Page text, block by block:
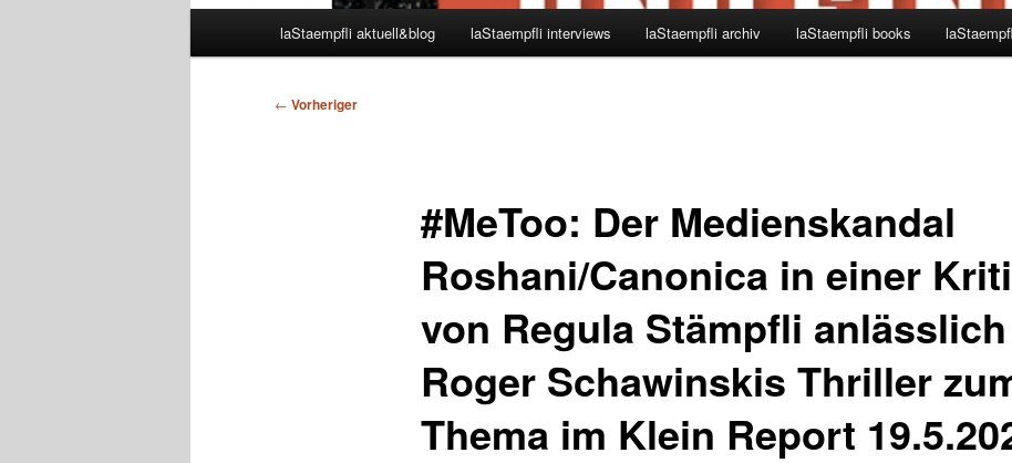
laStaempfli aktuell&blog laStaempfli interviews laStaempfli archiv laStaempfli books
Beitragsnavigation
← Vorheriger
#MeToo: Der Medienskandal
Roshani/Canonica in einer
von Regula Stämpfli anlässlich
Roger Schawinskis Thriller
Thema im Klein Report